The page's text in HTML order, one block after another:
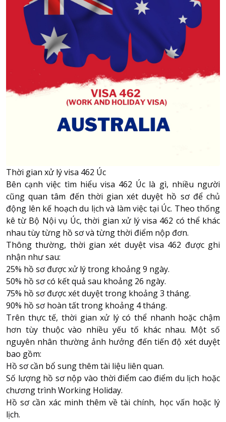
Thời gian xử lý visa 462 Úc
Bên cạnh việc tìm hiểu visa 462 Úc là gì, nhiều người
cũng quan tâm đến thời gian xét duyệt hồ sơ để chủ
động lên kế hoạch du lịch và làm việc tại Úc. Theo thống
kê từ Bộ Nội vụ Úc, thời gian xử lý visa 462 có thể khác
nhau tùy từng hồ sơ và từng thời điểm nộp đơn.
Thông thường, thời gian xét duyệt visa 462 được ghi
nhận như sau:
25% hồ sơ được xử lý trong khoảng 9 ngày.
50% hồ sơ có kết quả sau khoảng 26 ngày.
75% hồ sơ được xét duyệt trong khoảng 3 tháng.
90% hồ sơ hoàn tất trong khoảng 4 tháng.
Trên thực tế, thời gian xử lý có thể nhanh hoặc chậm
hơn tùy thuộc vào nhiều yếu tố khác nhau. Một số
nguyên nhân thường ảnh hưởng đến tiến độ xét duyệt
bao gồm:
Hồ sơ cần bổ sung thêm tài liệu liên quan.
Số lượng hồ sơ nộp vào thời điểm cao điểm du lịch hoặc
chương trình Working Holiday.
Hồ sơ cần xác minh thêm về tài chính, học vấn hoặc lý
lịch.